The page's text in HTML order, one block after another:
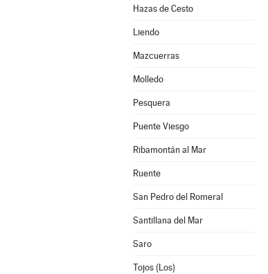
Hazas de Cesto
Liendo
Mazcuerras
Molledo
Pesquera
Puente Viesgo
Ribamontán al Mar
Ruente
San Pedro del Romeral
Santillana del Mar
Saro
Tojos (Los)